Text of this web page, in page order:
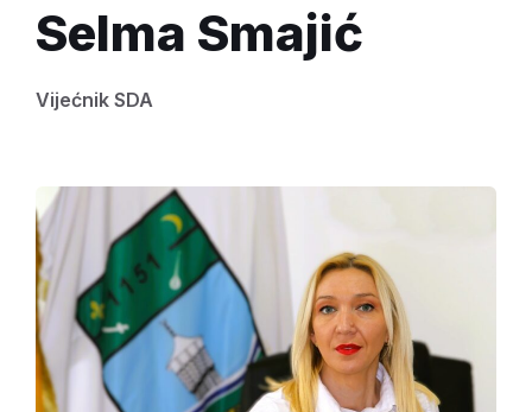
Selma Smajić
Vijećnik SDA